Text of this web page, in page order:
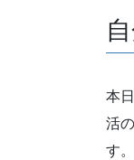
本
活
す。